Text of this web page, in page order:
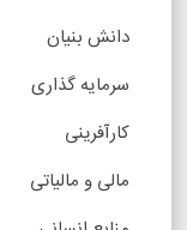
دانش بنیان
سرمایه گذاری
کارآفرینی
مالی و مالیاتی